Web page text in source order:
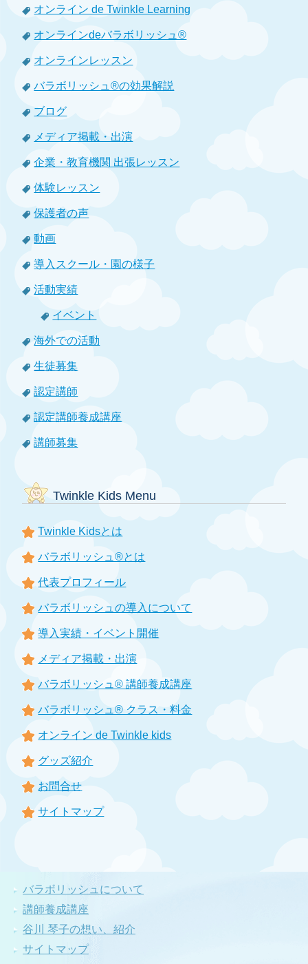
オンライン de Twinkle Learning
オンラインdeバラボリッシュ®
オンラインレッスン
バラボリッシュ®の効果解説
ブログ
メディア掲載・出演
企業・教育機関 出張レッスン
体験レッスン
保護者の声
動画
導入スクール・園の様子
活動実績
イベント
海外での活動
生徒募集
認定講師
認定講師養成講座
講師募集
Twinkle Kids Menu
Twinkle Kidsとは
バラボリッシュ®とは
代表プロフィール
バラボリッシュの導入について
導入実績・イベント開催
メディア掲載・出演
バラボリッシュ® 講師養成講座
バラボリッシュ® クラス・料金
オンライン de Twinkle kids
グッズ紹介
お問合せ
サイトマップ
バラボリッシュについて
講師養成講座
谷川 琴子の想い、紹介
サイトマップ